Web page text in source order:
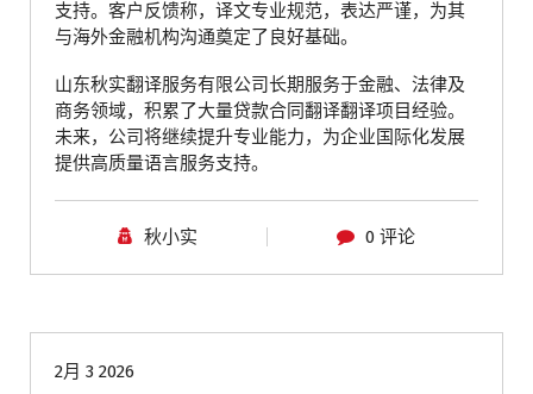
支持。客户反馈称，译文专业规范，表达严谨，为其
与海外金融机构沟通奠定了良好基础。
山东秋实翻译服务有限公司长期服务于金融、法律及
商务领域，积累了大量贷款合同翻译翻译项目经验。
未来，公司将继续提升专业能力，为企业国际化发展
提供高质量语言服务支持。
秋小实 0 评论
2月 3 2026